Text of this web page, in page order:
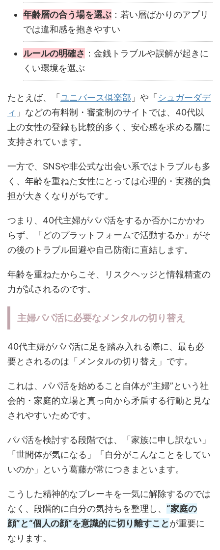
年齢層の合う場を選ぶ ：若い層ばかりのアプリ
では違和感を抱きやすい
ルールの明確さ ：金銭トラブルや誤解が起きに
くい環境を選ぶ
たとえば、「 ユニバース倶楽部 」や「 シュガーダデ
ィ 」などの有料制・審査制のサイトでは、40代以
上の女性の登録も比較的多く、安心感を求める層に
支持されています。
一方で、SNSや非公式な出会い系ではトラブルも多
く、年齢を重ねた女性にとっては心理的・実務的負
担が大きくなりがちです。
つまり、40代主婦がパパ活をするか否かにかかわ
らず、「どのプラットフォームで活動するか」がそ
の後のトラブル回避や自己防衛に直結します。
年齢を重ねたからこそ、リスクヘッジと情報精査の
力が試されるのです。
主婦パパ活に必要なメンタルの切り替え
40代主婦がパパ活に足を踏み入れる際に、最も必
要とされるのは「メンタルの切り替え」です。
これは、パパ活を始めること自体が“主婦”という社
会的・家庭的立場と真っ向から矛盾する行動と見な
されやすいためです。
パパ活を検討する段階では、「家族に申し訳ない」
「世間体が気になる」「自分がこんなことをしてい
いのか」という葛藤が常につきまといます。
こうした精神的なブレーキを一気に解除するのでは
なく、段階的に自分の気持ちを整理し、 “家庭の
顔”と“個人の顔”を意識的に切り離すことが重要に
なります。